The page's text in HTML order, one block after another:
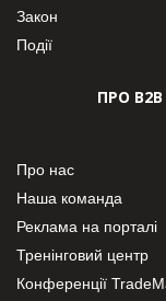
Закон
Події
ПРО В2В
Про нас
Наша команда
Реклама на порталі
Тренінговий центр
Конференції